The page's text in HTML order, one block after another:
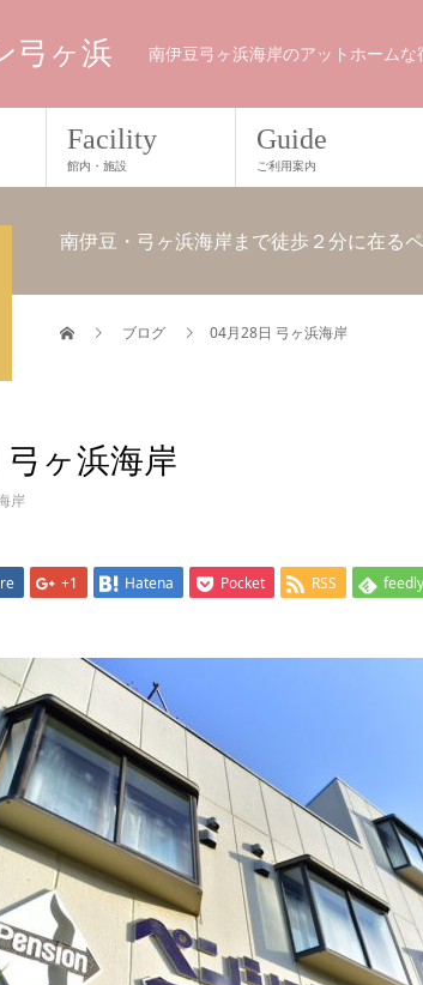
弓ヶ浜 南伊豆弓ヶ浜海岸のアットホームな
Facility
館内・施設
Guide
ご利用案内
南伊豆・弓ヶ浜海岸まで徒歩２分に在るペ
ブログ 04月28日 弓ヶ浜海岸
ヶ浜海岸
岸
+1 Hatena Pocket RSS feedly